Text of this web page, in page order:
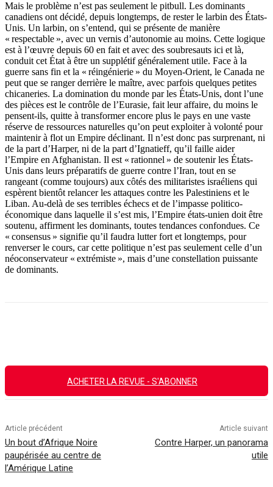
Mais le problème n’est pas seulement le pitbull. Les dominants
canadiens ont décidé, depuis longtemps, de rester le larbin des États-
Unis. Un larbin, on s’entend, qui se présente de manière
« respectable », avec un vernis d’autonomie au moins. Cette logique
est à l’œuvre depuis 60 en fait et avec des soubresauts ici et là,
conduit cet État à être un supplétif généralement utile. Face à la
guerre sans fin et la « réingénierie » du Moyen-Orient, le Canada ne
peut que se ranger derrière le maître, avec parfois quelques petites
chicaneries. La domination du monde par les États-Unis, dont l’une
des pièces est le contrôle de l’Eurasie, fait leur affaire, du moins le
pensent-ils, quitte à transformer encore plus le pays en une vaste
réserve de ressources naturelles qu’on peut exploiter à volonté pour
maintenir à flot un Empire déclinant. Il n’est donc pas surprenant, ni
de la part d’Harper, ni de la part d’Ignatieff, qu’il faille aider
l’Empire en Afghanistan. Il est « rationnel » de soutenir les États-
Unis dans leurs préparatifs de guerre contre l’Iran, tout en se
rangeant (comme toujours) aux côtés des militaristes israéliens qui
espèrent bientôt relancer les attaques contre les Palestiniens et le
Liban. Au-delà de ses terribles échecs et de l’impasse politico-
économique dans laquelle il s’est mis, l’Empire états-unien doit être
soutenu, affirment les dominants, toutes tendances confondues. Ce
« consensus » signifie qu’il faudra lutter fort et longtemps, pour
renverser le cours, car cette politique n’est pas seulement celle d’un
néoconservateur « extrémiste », mais d’une constellation puissante
de dominants.
ACHETER LA REVUE - S'ABONNER
Article précédent
Un bout d’Afrique Noire
paupérisée au centre de
l’Amérique Latine
Article suivant
Contre Harper, un panorama
utile